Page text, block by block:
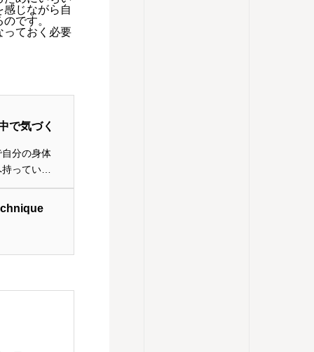
じながら自
です。
っておく必要
で気づく
分の身体
っていけ